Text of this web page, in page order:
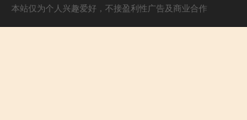
本站仅为个人兴趣爱好，不接盈利性广告及商业合作